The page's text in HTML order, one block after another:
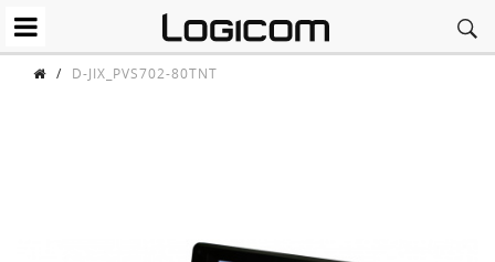
/ D-JIX_PVS702-80TNT